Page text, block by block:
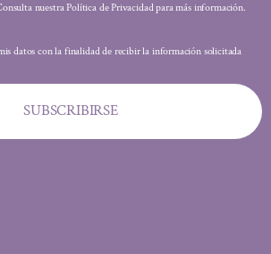
nuestra Política de Privacidad para más información.
datos con la finalidad de recibir la información solicitada
SUBSCRIBIRSE